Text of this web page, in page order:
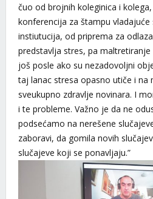
čuo od brojnih koleginica i
konferencija za štampu vladajuće
instiutucija, od priprema za
predstavlja stres, pa
još posle ako su nezadovoljni
taj lanac stresa opasno utiče i na
sveukupno zdravlje novinara. I
i te probleme. Važno je da ne
podsećamo na nerešene
zaboravi, da gomila novih
slučajeve koji se ponavljaju.”